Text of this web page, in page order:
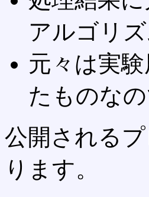
アルゴリ
元々は実
たものな
公開される
ります。